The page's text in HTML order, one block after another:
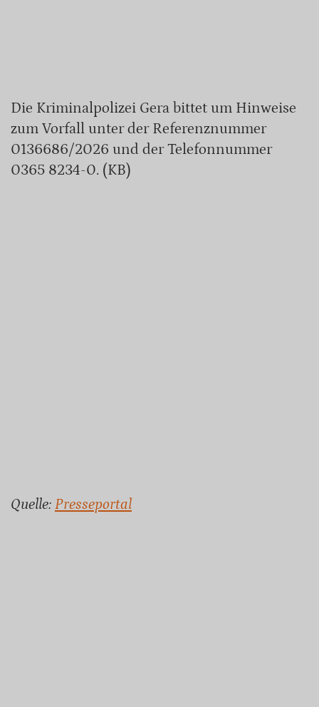
Die Kriminalpolizei Gera bittet um Hinweise
zum Vorfall unter der Referenznummer
0136686/2026 und der Telefonnummer
0365 8234-0. (KB)
Quelle: Presseportal